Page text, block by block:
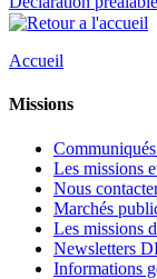
Accueil
Missions
Les missions
Nous
Marchés
Les missions
Newsletters
Informations